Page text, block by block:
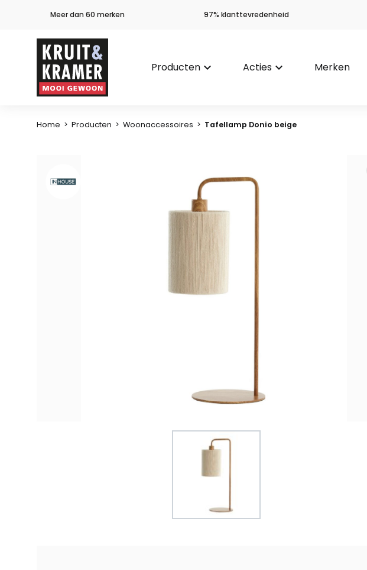
Meer dan 60 merken 97% klanttevredenheid
Producten keyboard_arrow_down Acties keyboard_arrow_down Merken
Home > Producten > Woonaccessoires > Tafellamp Donio beige